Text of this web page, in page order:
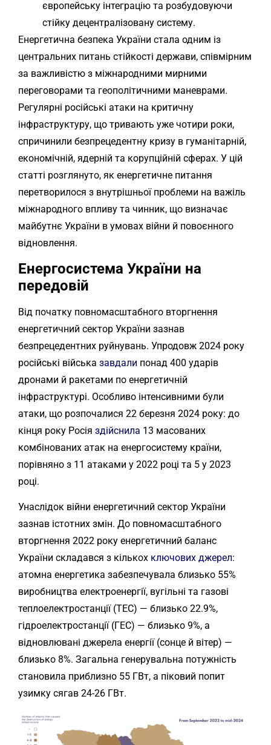
європейську інтеграцію та розбудовуючи
стійку децентралізовану систему.
Енергетична безпека України стала одним із
центральних питань стійкості держави, співмірним
за важливістю з міжнародними мирними
переговорами та геополітичними маневрами.
Регулярні російські атаки на критичну
інфраструктуру, що тривають уже чотири роки,
спричинили безпрецедентну кризу в гуманітарній,
економічній, ядерній та корупційній сферах. У цій
статті розглянуто, як енергетичне питання
перетворилося з внутрішньої проблеми на важіль
міжнародного впливу та чинник, що визначає
майбутнє України в умовах війни й повоєнного
відновлення.
Енергосистема України на
передовій
Від початку повномасштабного вторгнення
енергетичний сектор України зазнав
безпрецедентних руйнувань. Упродовж 2024 року
російські війська завдали понад 400 ударів
дронами й ракетами по енергетичній
інфраструктурі. Особливо інтенсивними були
атаки, що розпочалися 22 березня 2024 року: до
кінця року Росія здійснила 13 масованих
комбінованих атак на енергосистему країни,
порівняно з 11 атаками у 2022 році та 5 у 2023
році.
Унаслідок війни енергетичний сектор України
зазнав істотних змін. До повномасштабного
вторгнення 2022 року енергетичний баланс
України складався з кількох ключових джерел:
атомна енергетика забезпечувала близько 55%
виробництва електроенергії, вугільні та газові
теплоелектростанції (ТЕС) — близько 22.9%,
гідроелектростанції (ГЕС) — близько 9%, а
відновлювані джерела енергії (сонце й вітер) —
близько 8%. Загальна генерувальна потужність
становила приблизно 55 ГВт, а піковий попит
узимку сягав 24-26 ГВт.